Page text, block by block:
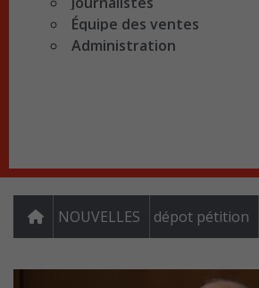
Équipe des ventes
Administration
NOUVELLES dépot pétition